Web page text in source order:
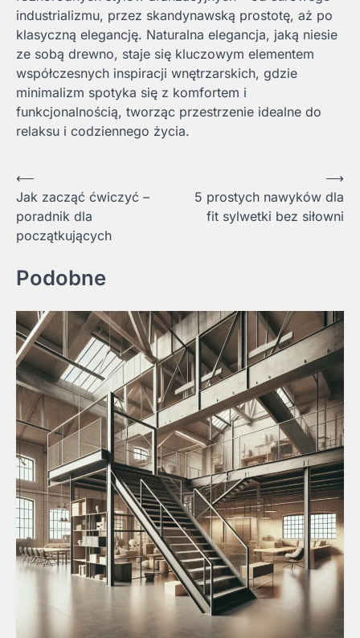
industrializmu, przez skandynawską prostotę, aż po
klasyczną elegancję. Naturalna elegancja, jaką niesie
ze sobą drewno, staje się kluczowym elementem
współczesnych inspiracji wnętrzarskich, gdzie
minimalizm spotyka się z komfortem i
funkcjonalnością, tworząc przestrzenie idealne do
relaksu i codziennego życia.
Nawigacja
wpisu
⟵
Jak zacząć ćwiczyć –
poradnik dla
początkujących
5 prostych nawyków dla
fit sylwetki bez siłowni
⟶
Podobne